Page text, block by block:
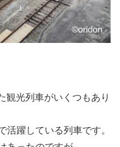
観光列車がいくつもあり
活躍している列車です。